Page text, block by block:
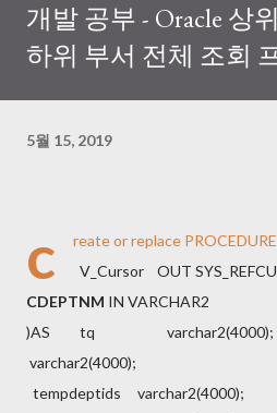
개발 공부 - Oracle 상
하위 부서 전체 조회
5월 15, 2019
c
reate or replace
V_Cursor OUT
CDEPTNM IN VARCHAR2
)AS
tq varchar2(4000);
varchar2(4000);
tempdeptids varchar2(4000);